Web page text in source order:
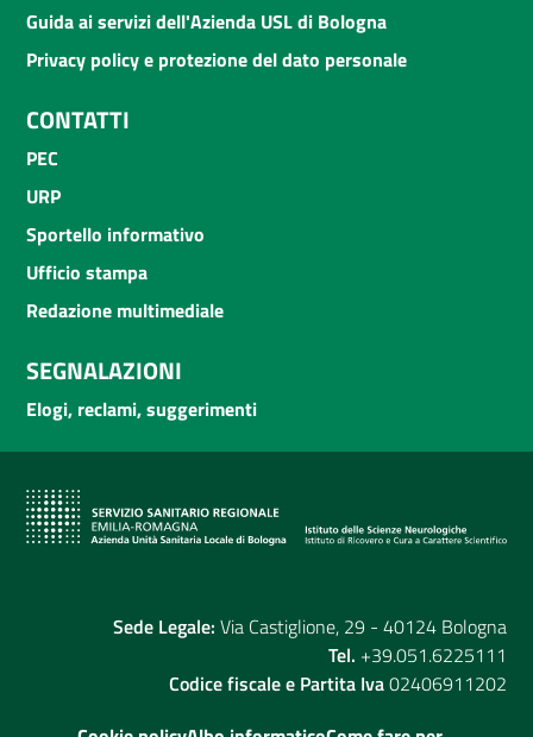
Guida ai servizi dell'Azienda USL di Bologna
Privacy policy e protezione del dato personale
CONTATTI
PEC
URP
Sportello informativo
Ufficio stampa
Redazione multimediale
SEGNALAZIONI
Elogi, reclami, suggerimenti
Sede Legale: Via Castiglione, 29 - 40124 Bologna
Tel. +39.051.6225111
Codice fiscale e Partita Iva02406911202